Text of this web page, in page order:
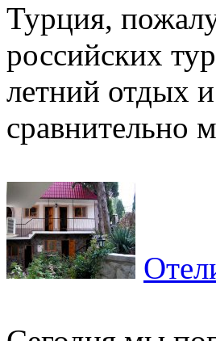
Турция,
российских
летний отдых
сравнительно